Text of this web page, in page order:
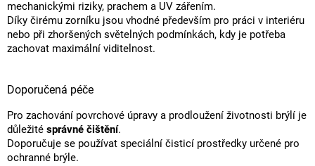
mechanickými riziky, prachem a UV zářením.
Díky čirému zorníku jsou vhodné především pro práci v interiéru
nebo při zhoršených světelných podmínkách, kdy je potřeba
zachovat maximální viditelnost.
Doporučená péče
Pro zachování povrchové úpravy a prodloužení životnosti brýlí je
důležité správné čištění.
Doporučuje se používat speciální čisticí prostředky určené pro
ochranné brýle.